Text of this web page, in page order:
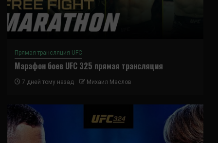
Прямая трансляция UFC
Марафон боев UFC 325 прямая трансляция
7 дней тому назад Михаил Маслов